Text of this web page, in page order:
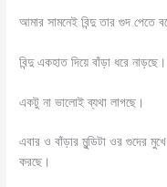
আমার সামনেই বিন্দু তার গুদ
বিন্দু একহাত দিয়ে বাঁড়া ধরে নাড়ছে।
একটু না ভালোই ব্যথা লাগছে।
এবার ও বাঁড়ার মুন্ডিটা ওর গুদের
করছে।